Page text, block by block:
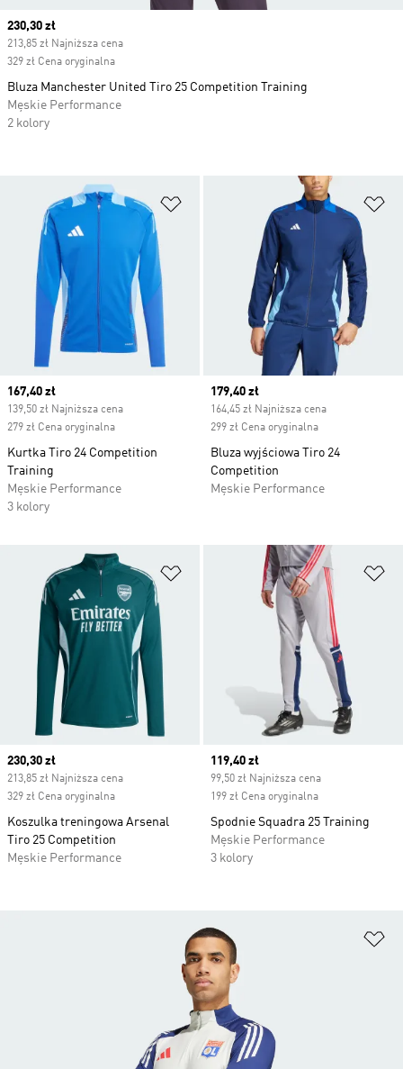
Dodaj do listy życzeń
Current price
167,40 zł
139,50 zł Najniższa cena
279 zł Cena oryginalna
Kurtka Tiro 24 Competition
Training
Męskie Performance
3 kolory
Current price
179,40 zł
164,45 zł Najniższa cena
299 zł Cena oryginalna
Bluza wyjściowa Tiro 24
Competition
Męskie Performance
Dodaj do listy życzeń
Current price
230,30 zł
213,85 zł Najniższa cena
329 zł Cena oryginalna
Koszulka treningowa Arsenal
Tiro 25 Competition
Męskie Performance
Current price
119,40 zł
99,50 zł Najniższa cena
199 zł Cena oryginalna
Spodnie Squadra 25 Training
Męskie Performance
3 kolory
Current price
230,30 zł
213,85 zł Najniższa cena
329 zł Cena oryginalna
Bluza Manchester United Tiro 25 Competition Training
Męskie Performance
2 kolory